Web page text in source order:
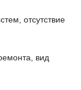
отсутствие
вид